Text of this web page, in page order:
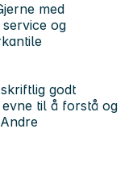
med
og
godt
til å forstå og